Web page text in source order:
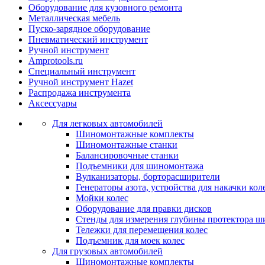
Оборудование для кузовного ремонта
Металлическая мебель
Пуско-зарядное оборудование
Пневматический инструмент
Ручной инструмент
Amprotools.ru
Специальный инструмент
Ручной инструмент Hazet
Распродажа инструмента
Аксессуары
Для легковых автомобилей
Шиномонтажные комплекты
Шиномонтажные станки
Балансировочные станки
Подъемники для шиномонтажа
Вулканизаторы, борторасширители
Генераторы азота, устройства для накачки
Мойки колес
Оборудование для правки дисков
Стенды для измерения глубины протектора
Тележки для перемещения колес
Подъемник для моек колеc
Для грузовых автомобилей
Шиномонтажные комплекты